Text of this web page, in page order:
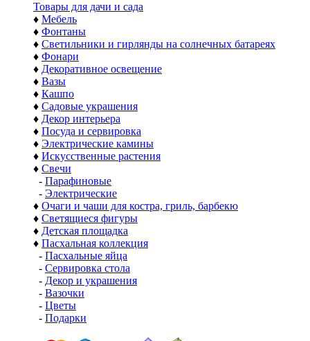
Товары для дачи и сада
♦ Мебель
♦ Фонтаны
♦ Светильники и гирлянды на солнечных батареях
♦ Фонари
♦ Декоративное освещение
♦ Вазы
♦ Кашпо
♦ Садовые украшения
♦ Декор интерьера
♦ Посуда и сервировка
♦ Электрические камины
♦ Искусственные растения
♦ Свечи
- Парафиновые
- Электрические
♦ Очаги и чаши для костра, гриль, барбекю
♦ Светящиеся фигуры
♦ Детская площадка
♦ Пасхальная коллекция
- Пасхальные яйца
- Сервировка стола
- Декор и украшения
- Вазочки
- Цветы
- Подарки